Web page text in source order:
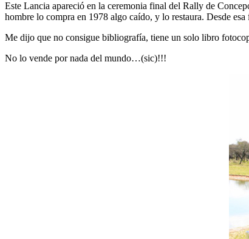
Este Lancia apareció en la ceremonia final del Rally de
hombre lo compra en 1978 algo caído, y lo restaura. Desde
Me dijo que no consigue bibliografía, tiene un solo libro
No lo vende por nada del mundo…(sic)!!!